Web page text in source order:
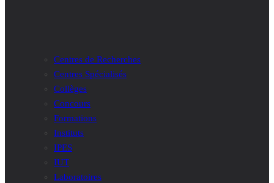
Centres de Recherches
Centres Spécialisés
Collèges
Concours
Formations
Instituts
IPES
IUT
Laboratoires